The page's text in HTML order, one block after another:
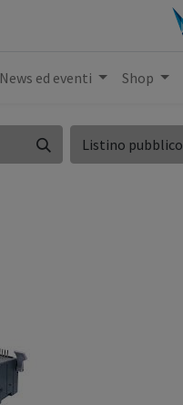
News ed eventi Shop
Listino pubblico